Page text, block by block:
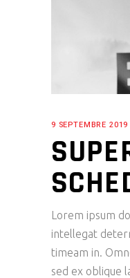
9 SEPTEMBRE 2019
Lorem ipsum
intellegat
timeam in.
sed ex oblique